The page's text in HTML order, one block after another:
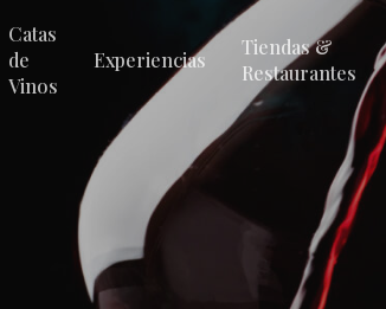
Catas
de
Vinos
Experiencias
Tiendas &
Restaurantes